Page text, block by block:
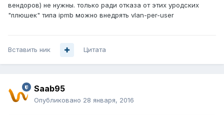
вендоров) не нужны. только ради отказа от этих уродских
"плюшек" типа ipmb можно внедрять vlan-per-user
Вставить ник Цитата
Saab95
Опубликовано 28 января, 2016